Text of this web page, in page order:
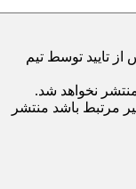
تایید توسط تیم
نخواهد شد.
مرتبط باشد منتشر